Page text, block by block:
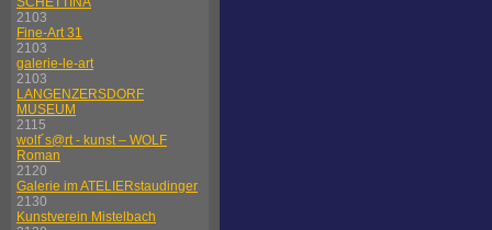
2103
Fine-Art 31
2103
galerie-le-art
2103
LANGENZERSDORF
MUSEUM
2115
wolf´s@rt - kunst – WOLF
Roman
2120
Galerie im ATELIERstaudinger
2130
Kunstverein Mistelbach